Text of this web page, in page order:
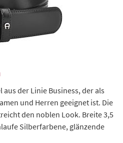
der Linie Business, der als
und Herren geeignet ist. Die
den noblen Look. Breite 3,5
Silberfarbene, glänzende